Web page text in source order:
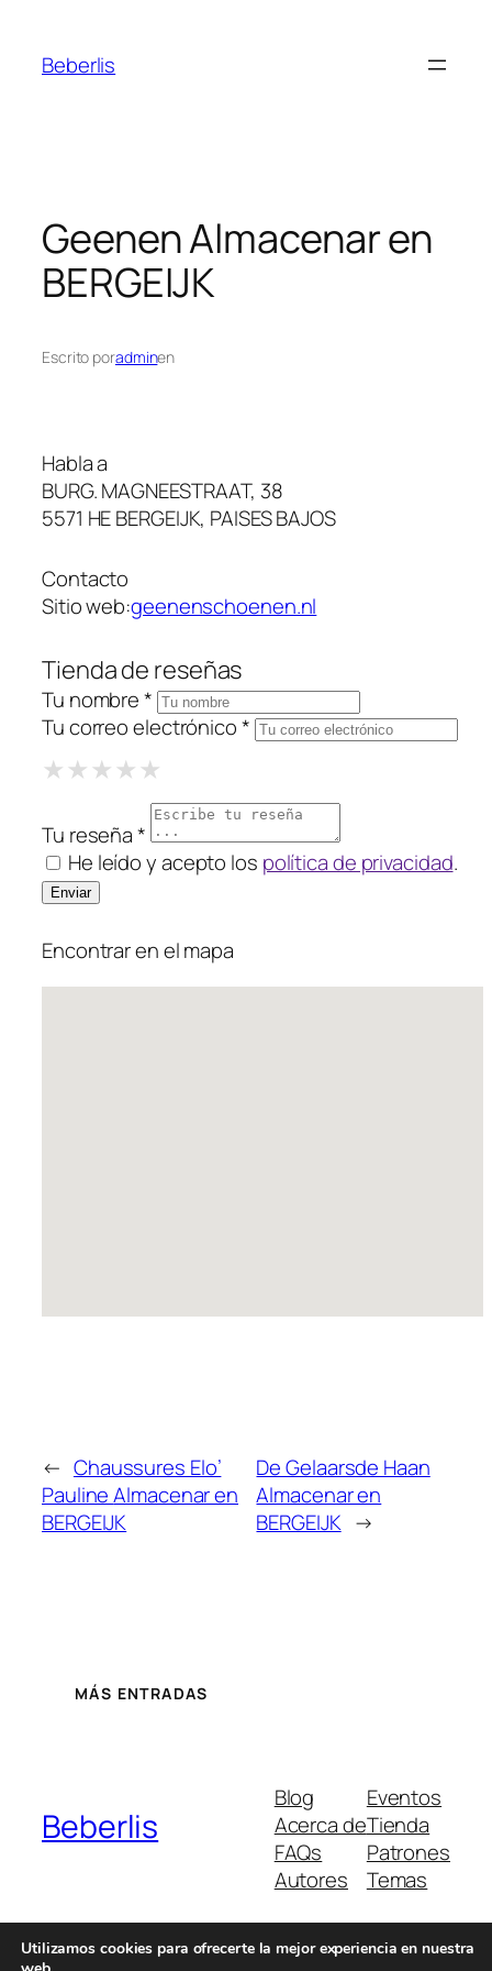
Beberlis
GeenenAlmacenar en
BERGEIJK
Escrito poradminen
Habla a
BURG. MAGNEESTRAAT, 38
5571 HE BERGEIJK, PAISES BAJOS
Contacto
Sitio web:geenenschoenen.nl
Tienda de reseñas
Tu nombre *
Tu correo electrónico *
★1 Star
★★2 Stars
★★★3 Stars
★★★★4 Stars
★★★★★
Tu reseña *
He leído y acepto los política de privacidad.
Encontrar en el mapa
← Chaussures Elo’
PaulineAlmacenar en
BERGEIJK
De Gelaarsde Haan
Almacenar en
BERGEIJK →
MÁS ENTRADAS
Beberlis
Blog
Acerca de
FAQs
Autores
Eventos
Tienda
Patrones
Temas
Utilizamos cookies para ofrecerte la mejor experiencia en nuestra